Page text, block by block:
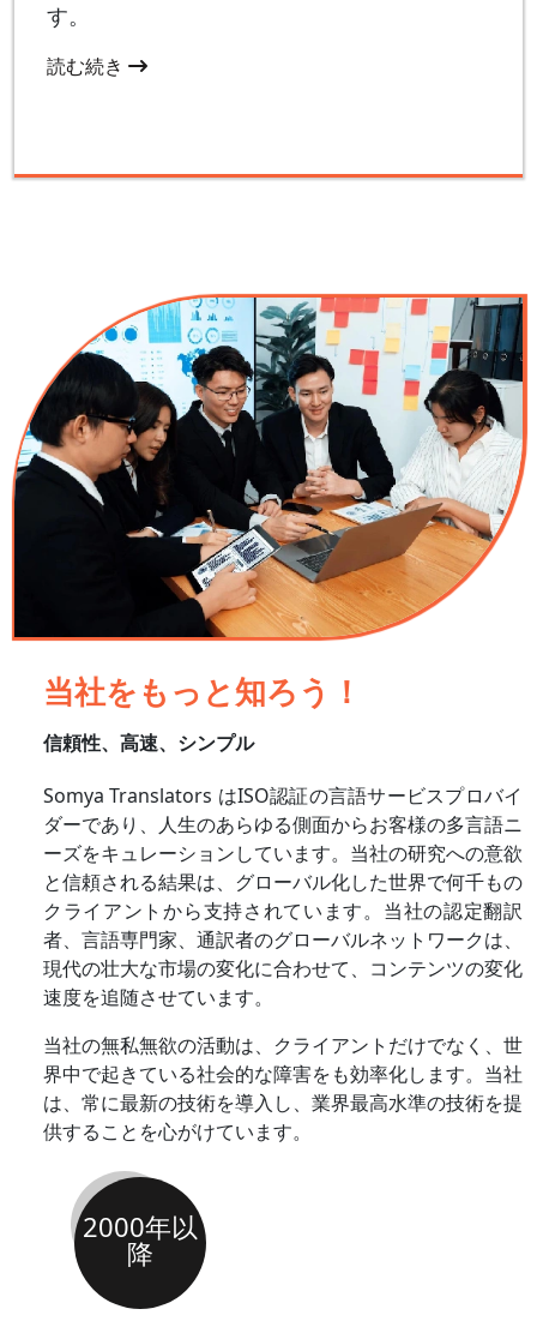
す。
読む続き
当社をもっと知ろう！
信頼性、高速、シンプル
Somya Translators はISO認証の言語サービスプロバイ
ダーであり、人生のあらゆる側面からお客様の多言語ニ
ーズをキュレーションしています。当社の研究への意欲
と信頼される結果は、グローバル化した世界で何千もの
クライアントから支持されています。当社の認定翻訳
者、言語専門家、通訳者のグローバルネットワークは、
現代の壮大な市場の変化に合わせて、コンテンツの変化
速度を追随させています。
当社の無私無欲の活動は、クライアントだけでなく、世
界中で起きている社会的な障害をも効率化します。当社
は、常に最新の技術を導入し、業界最高水準の技術を提
供することを心がけています。
2000年以
降